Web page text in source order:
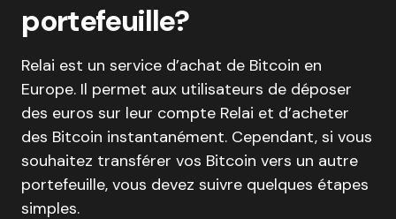
portefeuille?
Relai est un service d’achat de Bitcoin en
Europe. Il permet aux utilisateurs de déposer
des euros sur leur compte Relai et d’acheter
des Bitcoin instantanément. Cependant, si vous
souhaitez transférer vos Bitcoin vers un autre
portefeuille, vous devez suivre quelques étapes
simples.